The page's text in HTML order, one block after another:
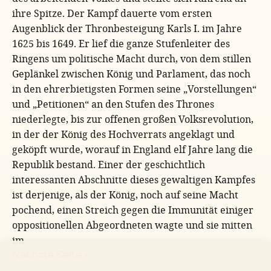
ihre Spitze. Der Kampf dauerte vom ersten
Augenblick der Thronbesteigung Karls I. im Jahre
1625 bis 1649. Er lief die ganze Stufenleiter des
Ringens um politische Macht durch, von dem stillen
Geplänkel zwischen König und Parlament, das noch
in den ehrerbietigsten Formen seine „Vorstellungen“
und „Petitionen“ an den Stufen des Thrones
niederlegte, bis zur offenen großen Volksrevolution,
in der der König des Hochverrats angeklagt und
geköpft wurde, worauf in England elf Jahre lang die
Republik bestand. Einer der geschichtlich
interessanten Abschnitte dieses gewaltigen Kampfes
ist derjenige, als der König, noch auf seine Macht
pochend, einen Streich gegen die Immunität einiger
oppositionellen Abgeordneten wagte und sie mitten
im